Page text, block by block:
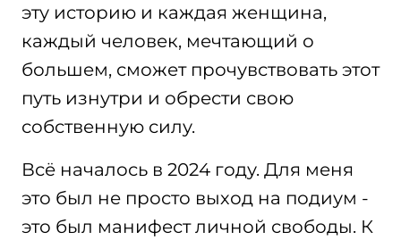
эту историю и каждая женщина,
каждый человек, мечтающий о
большем, сможет прочувствовать этот
путь изнутри и обрести свою
собственную силу.
Всё началось в 2024 году. Для меня
это был не просто выход на подиум -
это был манифест личной свободы. К